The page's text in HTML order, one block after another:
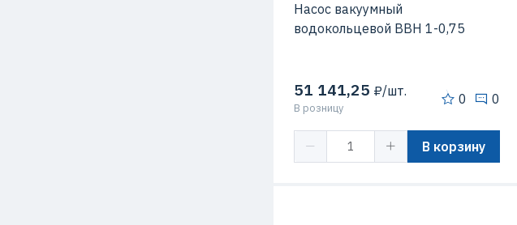
Насос вакуумный
водокольцевой ВВН 1-0,75
51 141,25 ₽/шт.
В розницу
0 0
В корзину